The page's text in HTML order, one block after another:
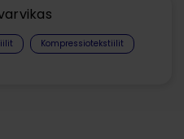
Kompressiotekstiilit